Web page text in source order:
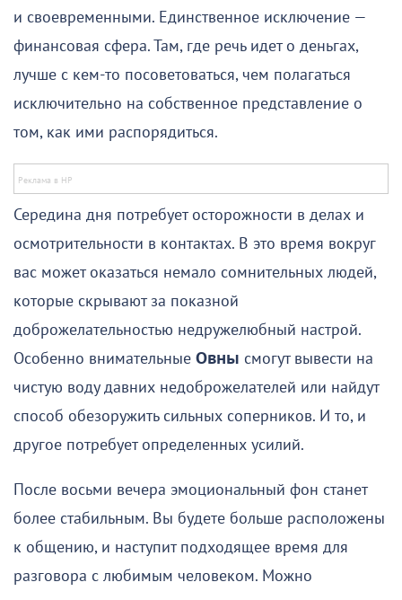
и своевременными. Единственное исключение —
финансовая сфера. Там, где речь идет о деньгах,
лучше с кем-то посоветоваться, чем полагаться
исключительно на собственное представление о
том, как ими распорядиться.
Середина дня потребует осторожности в делах и
осмотрительности в контактах. В это время вокруг
вас может оказаться немало сомнительных людей,
которые скрывают за показной
доброжелательностью недружелюбный настрой.
Особенно внимательные Овны смогут вывести на
чистую воду давних недоброжелателей или найдут
способ обезоружить сильных соперников. И то, и
другое потребует определенных усилий.
После восьми вечера эмоциональный фон станет
более стабильным. Вы будете больше расположены
к общению, и наступит подходящее время для
разговора с любимым человеком. Можно